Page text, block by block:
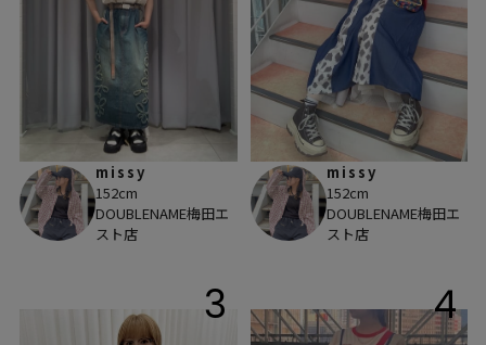
missy
152cm
DOUBLENAME梅田エ
スト店
missy
152cm
DOUBLENAME梅田エ
スト店
3 4